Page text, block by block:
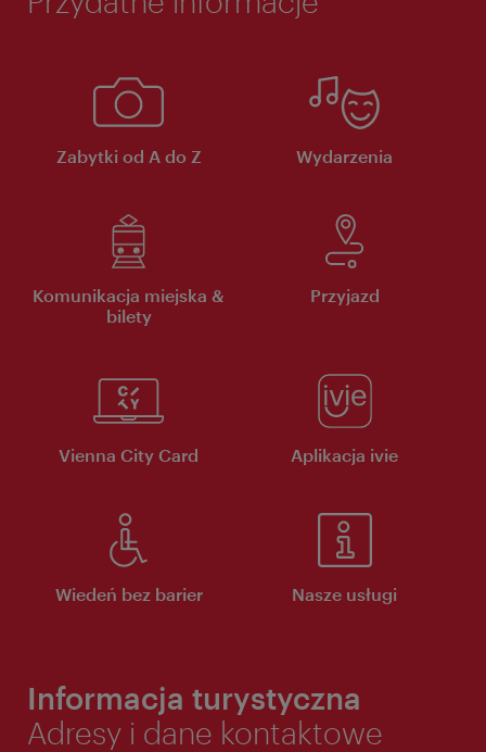
Zabytki od A do Z Wydarzenia
Komunikacja miejska &
bilety
Przyjazd
Vienna City Card Aplikacja ivie
Wiedeń bez barier Nasze usługi
Informacja turystyczna
Adresy i dane kontaktowe